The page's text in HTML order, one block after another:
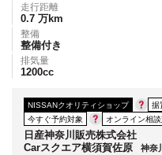
走行距離
0.7 万km
整備
整備付き
排気量
1200cc
NISSANクオリティショップ
据
今すぐ予約対象
オンライン相談
日産神奈川販売株式会社
Carスクエア横須賀佐原
神奈